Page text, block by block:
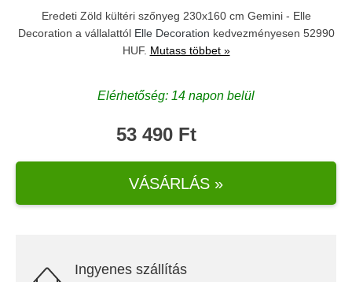
Eredeti Zöld kültéri szőnyeg 230x160 cm Gemini - Elle
Decoration a vállalattól Elle Decoration kedvezményesen 52990
HUF. Mutass többet »
Elérhetőség: 14 napon belül
53 490 Ft
VÁSÁRLÁS »
Ingyenes szállítás